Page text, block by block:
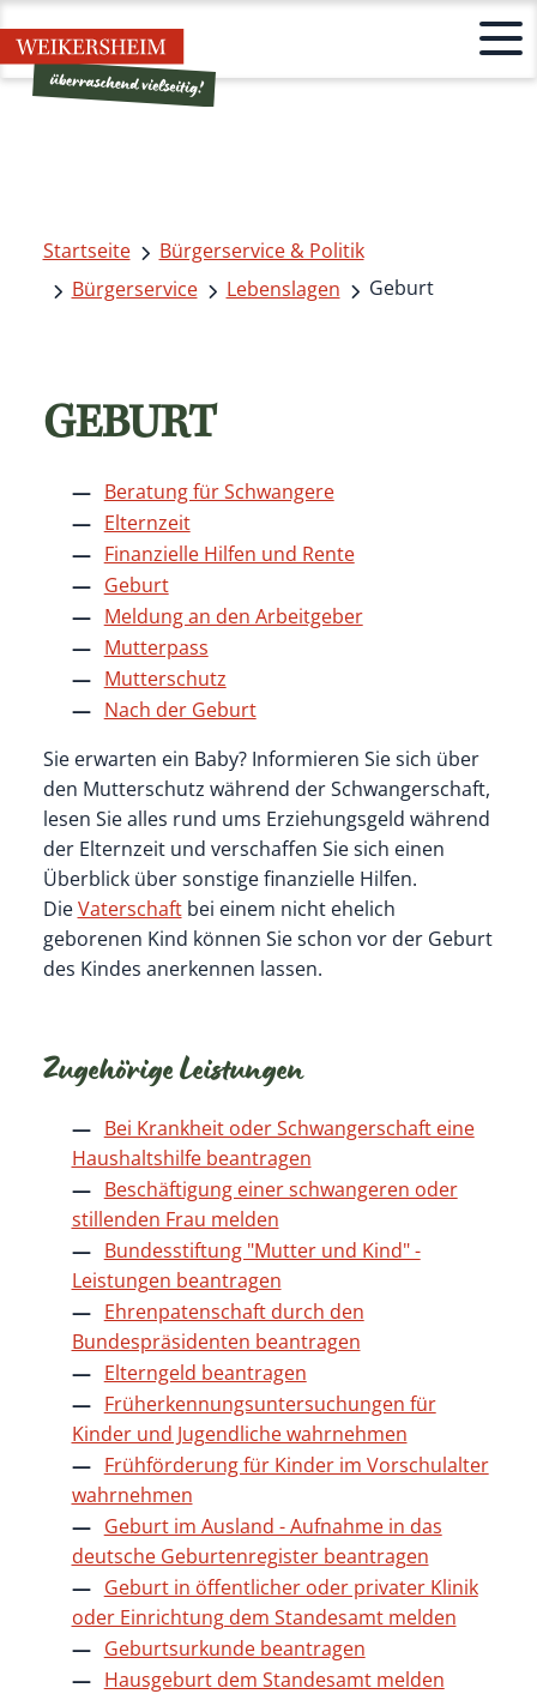
Startseite
Bürgerservice & Politik
Bürgerservice
Lebenslagen Geburt
GEBURT
Beratung für Schwangere
Elternzeit
Finanzielle Hilfen und Rente
Geburt
Meldung an den Arbeitgeber
Mutterpass
Mutterschutz
Nach der Geburt
Sie erwarten ein Baby? Informieren Sie sich über
den Mutterschutz während der Schwangerschaft,
lesen Sie alles rund ums Erziehungsgeld während
der Elternzeit und verschaffen Sie sich einen
Überblick über sonstige finanzielle Hilfen.
DieVaterschaftbei einem nicht ehelich
geborenen Kind können Sie schon vor der Geburt
des Kindes anerkennen lassen.
Zugehörige Leistungen
Bei Krankheit oder Schwangerschaft eine
Haushaltshilfe beantragen
Beschäftigung einer schwangeren oder
stillenden Frau melden
Bundesstiftung "Mutter und Kind" -
Leistungen beantragen
Ehrenpatenschaft durch den
Bundespräsidenten beantragen
Elterngeld beantragen
Früherkennungsuntersuchungen für
Kinder und Jugendliche wahrnehmen
Frühförderung für Kinder im Vorschulalter
wahrnehmen
Geburt im Ausland - Aufnahme in das
deutsche Geburtenregister beantragen
Geburt in öffentlicher oder privater Klinik
oder Einrichtung dem Standesamt melden
Geburtsurkunde beantragen
Hausgeburt dem Standesamt melden